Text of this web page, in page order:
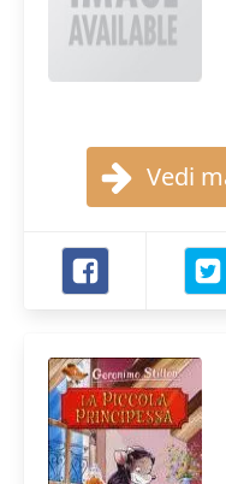
Vedi